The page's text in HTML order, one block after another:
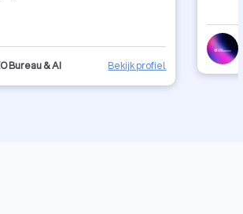
Bureau & AI Bekijk profiel